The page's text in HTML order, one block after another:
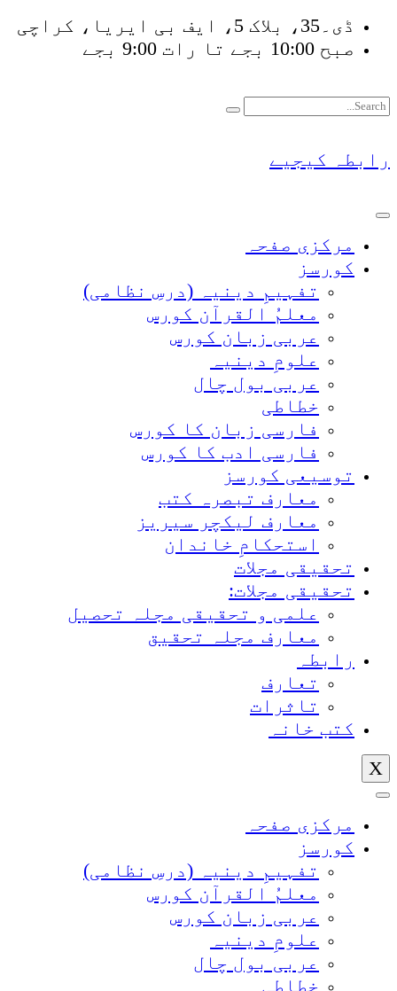
ڈی۔35، بلاک 5، ایف بی ایریا، کراچی
صبح 10:00 بجے تا رات 9:00 بجے
کیجیے
مرکزی صفحہ
کورسز
تفہیمِ دینیہ (درسِ نظامی)
معلمُ القرآن کورس
عربی زبان کورس
علومِ دینیہ
عربی بول چال
خطاطی
فارسی زبان کا کورس
فارسی ادب کا کورس
توسیعی کورسز
معارف تبصرہ کتب
معارف لیکچر سیریز
استحکامِ خاندان
تحقیقی مجلات
تحقیقی مجلات:
علمی و تحقیقی مجلہ تحصیل
معارف مجلہ تحقیق
رابطہ
تعارف
تاثرات
کتب خانہ
مرکزی صفحہ
کورسز
تفہیمِ دینیہ (درسِ نظامی)
معلمُ القرآن کورس
عربی زبان کورس
علومِ دینیہ
عربی بول چال
خطاطی